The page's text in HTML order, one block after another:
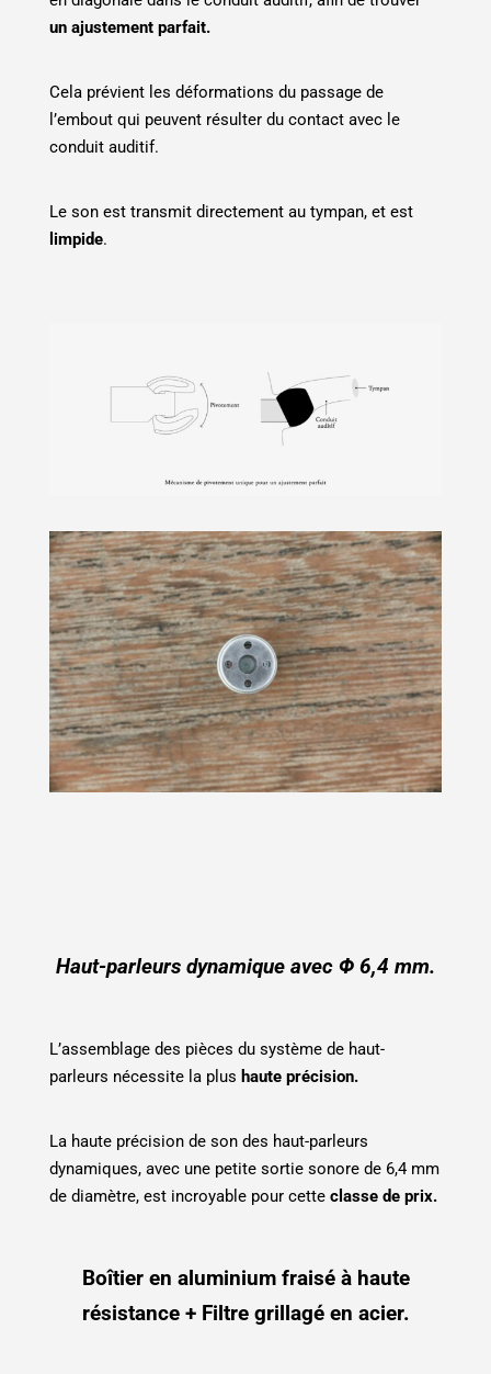
un ajustement parfait.
Cela prévient les déformations du passage de
l’embout qui peuvent résulter du contact avec le
conduit auditif.
Le son est transmit directement au tympan, et est
limpide.
Haut-parleurs dynamique avec Φ 6,4 mm.
L’assemblage des pièces du système de haut-
parleurs nécessite la plus haute précision.
La haute précision de son des haut-parleurs
dynamiques, avec une petite sortie sonore de 6,4 mm
de diamètre, est incroyable pour cette classe de prix.
Boîtier en aluminium fraisé à haute
résistance + Filtre grillagé en acier.